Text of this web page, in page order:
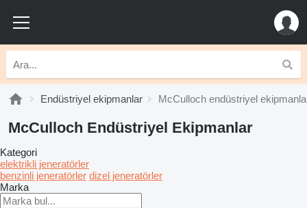
Endüstriyel ekipmanlar McCulloch endüstriyel
McCulloch Endüstriyel Ekipmanlar
Kategori
elektrikli jeneratörler
benzinli jeneratörler dizel jeneratörler
Marka